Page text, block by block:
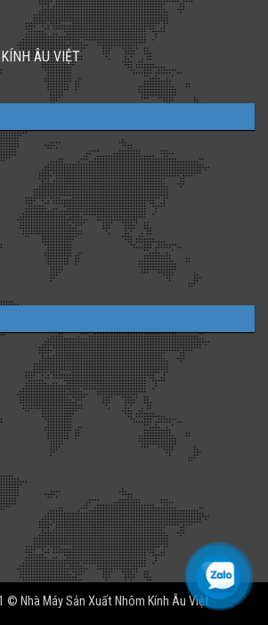
ÂU VIỆT
© Nhà Máy Sản Xuất Nhôm Kính Âu Việt